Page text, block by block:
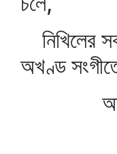
নিখিলের
অখণ্ড